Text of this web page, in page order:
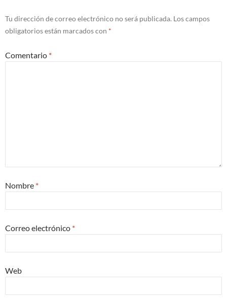
Tu dirección de correo electrónico no será publicada. Los campos
obligatorios están marcados con *
Comentario *
Nombre *
Correo electrónico *
Web